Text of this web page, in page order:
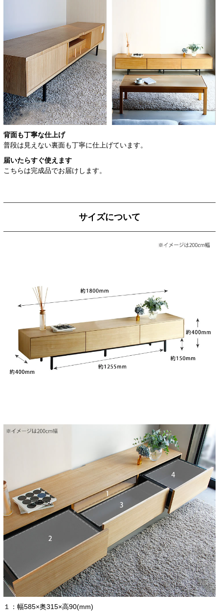
背面も丁寧な仕上げ
普段は見えない裏面も丁寧に仕上げています。
届いたらすぐ使えます
こちらは完成品でお届けします。
サイズについて
１：幅585×奥315×高90(mm)